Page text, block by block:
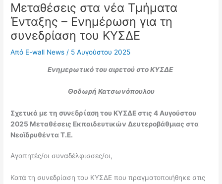
Μεταθέσεις στα νέα Τμήματα
Ένταξης – Ενημέρωση για τη
συνεδρίαση του ΚΥΣΔΕ
Από E-wall News/ 5 Αυγούστου 2025
Ενημερωτικό του αιρετού στο ΚΥΣΔΕ
Θοδωρή Κατσωνόπουλου
Σχετικά με τησυνεδρίασητου ΚΥΣΔΕ στις 4 Αυγούστου
2025 Μεταθέσεις Εκπαιδευτικών Δευτεροβάθμιας στα
Νεοϊδρυθέντα Τ.Ε.
Αγαπητές/οι συναδέλφισσες/οι,
Κατά τη συνεδρίαση του ΚΥΣΔΕ που πραγματοποιήθηκε στις